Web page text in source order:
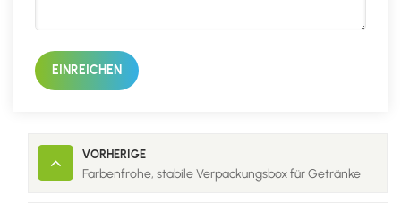
EINREICHEN
VORHERIGE
Farbenfrohe, stabile Verpackungsbox für Getränke